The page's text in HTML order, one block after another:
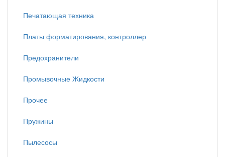
Печатающая техника
Платы форматирования, контроллер
Предохранители
Промывочные Жидкости
Прочее
Пружины
Пылесосы